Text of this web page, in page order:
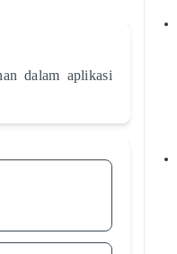
dalam aplikasi